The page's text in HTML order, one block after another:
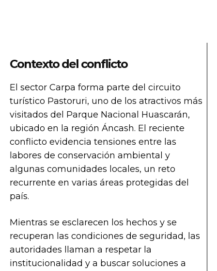
Contexto del conflicto
El sector Carpa forma parte del circuito
turístico Pastoruri, uno de los atractivos más
visitados del Parque Nacional Huascarán,
ubicado en la región Áncash. El reciente
conflicto evidencia tensiones entre las
labores de conservación ambiental y
algunas comunidades locales, un reto
recurrente en varias áreas protegidas del
país.
Mientras se esclarecen los hechos y se
recuperan las condiciones de seguridad, las
autoridades llaman a respetar la
institucionalidad y a buscar soluciones a